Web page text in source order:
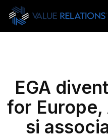
Skip
main
EGA
for
si